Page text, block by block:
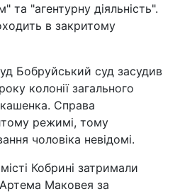
"агентурну діяльність".
в закритому
Бобруйський суд засудив
колонії загального
Справа
режимі, тому
чоловіка невідомі.
Кобрині затримали
Маковея за